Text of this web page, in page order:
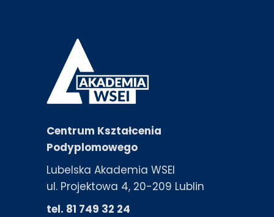
Centrum Kształcenia
Podyplomowego
Lubelska Akademia WSEI
ul. Projektowa 4, 20-209 Lublin
tel. 81 749 32 24